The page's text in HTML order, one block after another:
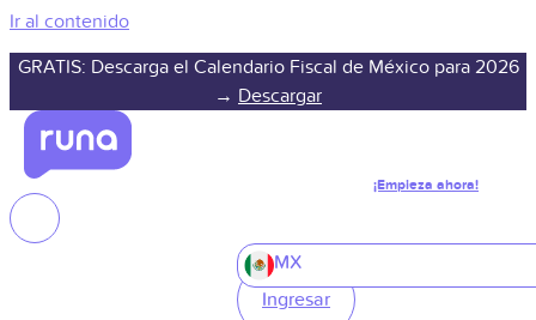
Ir al contenido
GRATIS: Descarga el Calendario Fiscal de México para 2026
→ Descargar
¡Empieza ahora!
MX
Ingresar